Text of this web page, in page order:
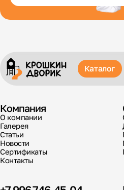
Каталог
Компания
О компании
Галерея
Статьи
Новости
Сертификаты
Контакты